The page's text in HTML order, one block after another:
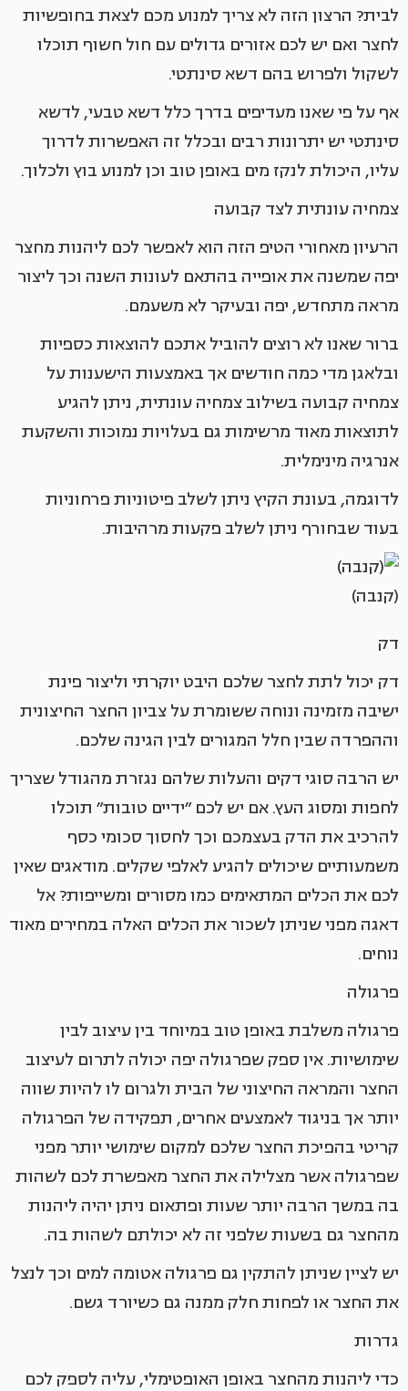
לבית? הרצון הזה לא צריך למנוע מכם לצאת בחופשיות
לחצר ואם יש לכם אזורים גדולים עם חול חשוף תוכלו
לשקול ולפרוש בהם דשא סינתטי.
אף על פי שאנו מעדיפים בדרך כלל דשא טבעי, לדשא
סינתטי יש יתרונות רבים ובכלל זה האפשרות לדרוך
עליו, היכולת לנקז מים באופן טוב וכן למנוע בוץ ולכלוך.
צמחיה עונתית לצד קבועה
הרעיון מאחורי הטיפ הזה הוא לאפשר לכם ליהנות מחצר
יפה שמשנה את אופייה בהתאם לעונות השנה וכך ליצור
מראה מתחדש, יפה ובעיקר לא משעמם.
ברור שאנו לא רוצים להוביל אתכם להוצאות כספיות
ובלאגן מדי כמה חודשים אך באמצעות הישענות על
צמחיה קבועה בשילוב צמחיה עונתית, ניתן להגיע
לתוצאות מאוד מרשימות גם בעלויות נמוכות והשקעת
אנרגיה מינימלית.
לדוגמה, בעונת הקיץ ניתן לשלב פיטוניות פרחוניות
בעוד שבחורף ניתן לשלב פקעות מרהיבות.
(קנבה)
דק
דק יכול לתת לחצר שלכם היבט יוקרתי וליצור פינת
ישיבה מזמינה ונוחה ששומרת על צביון החצר החיצונית
וההפרדה שבין חלל המגורים לבין הגינה שלכם.
יש הרבה סוגי דקים והעלות שלהם נגזרת מהגודל שצריך
לחפות ומסוג העץ. אם יש לכם ״ידיים טובות״ תוכלו
להרכיב את הדק בעצמכם וכך לחסוך סכומי כסף
משמעותיים שיכולים להגיע לאלפי שקלים. מודאגים שאין
לכם את הכלים המתאימים כמו מסורים ומשייפות? אל
דאגה מפני שניתן לשכור את הכלים האלה במחירים מאוד
נוחים.
פרגולה
פרגולה משלבת באופן טוב במיוחד בין עיצוב לבין
שימושיות. אין ספק שפרגולה יפה יכולה לתרום לעיצוב
החצר והמראה החיצוני של הבית ולגרום לו להיות שווה
יותר אך בניגוד לאמצעים אחרים, תפקידה של הפרגולה
קריטי בהפיכת החצר שלכם למקום שימושי יותר מפני
שפרגולה אשר מצלילה את החצר מאפשרת לכם לשהות
בה במשך הרבה יותר שעות ופתאום ניתן יהיה ליהנות
מהחצר גם בשעות שלפני זה לא יכולתם לשהות בה.
יש לציין שניתן להתקין גם פרגולה אטומה למים וכך לנצל
את החצר או לפחות חלק ממנה גם כשיורד גשם.
גדרות
כדי ליהנות מהחצר באופן האופטימלי, עליה לספק לכם